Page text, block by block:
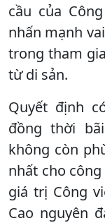
cầu của
nhấn mạnh
trong tham
từ di sản.
Quyết định
đồng thời
không còn
nhất cho
giá trị Công
Cao nguyên